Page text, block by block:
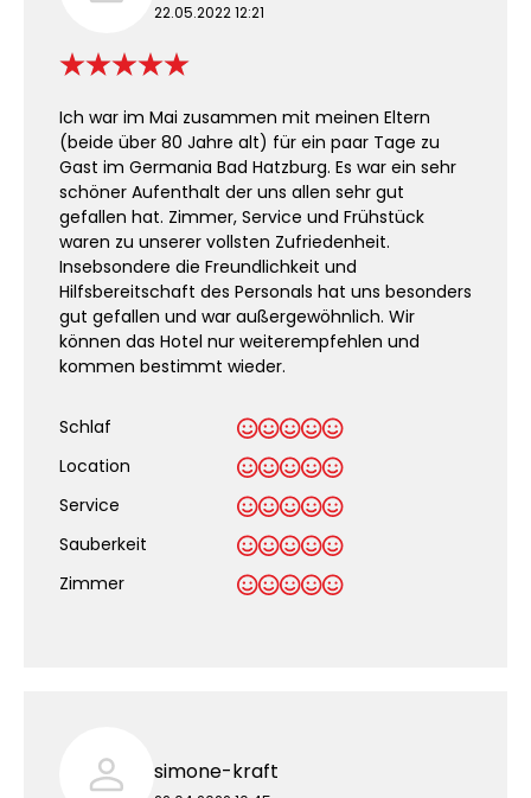
22.05.2022 12:21
Ich war im Mai zusammen mit meinen Eltern
(beide über 80 Jahre alt) für ein paar Tage zu
Gast im Germania Bad Hatzburg. Es war ein sehr
schöner Aufenthalt der uns allen sehr gut
gefallen hat. Zimmer, Service und Frühstück
waren zu unserer vollsten Zufriedenheit.
Insebsondere die Freundlichkeit und
Hilfsbereitschaft des Personals hat uns besonders
gut gefallen und war außergewöhnlich. Wir
können das Hotel nur weiterempfehlen und
kommen bestimmt wieder.
Schlaf
Location
Service
Sauberkeit
Zimmer
simone-kraft